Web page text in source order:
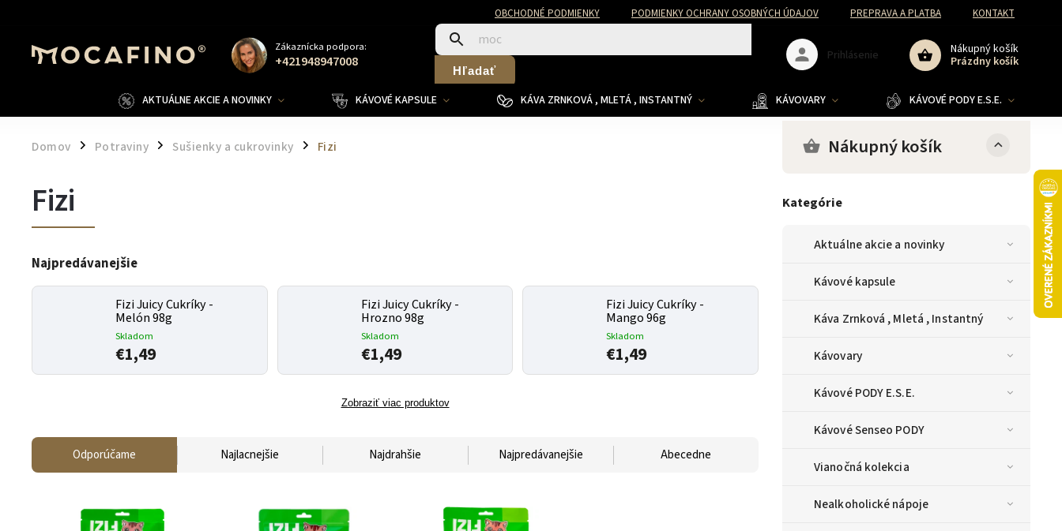
OBCHODNÉ PODMIENKY PODMIENKY OCHRANY OSOBNÝCH ÚDAJOV PREPRAVA A PLATBA KONTAKT
Zákaznícka podpora:
+421948947008 Hľadať
Nákupný košík
Prázdny košík
Prihlásenie
AKTUÁLNE AKCIE A NOVINKY KÁVOVÉ KAPSULE KÁVA ZRNKOVÁ , MLETÁ , INSTANTNÝ KÁVOVARY KÁVOVÉ PODY E.S.E.
Domov / Potraviny / Sušienky a cukrovinky / Fizi Nákupný košík
Kategórie
Aktuálne akcie a novinky
Kávové kapsule
Káva Zrnková , Mletá , Instantný
Kávovary
Kávové PODY E.S.E.
Kávové Senseo PODY
Vianočná kolekcia
Nealkoholické nápoje
Fizi
Najpredávanejšie
Fizi Juicy Cukríky -
Melón 98g
Skladom
€1,49
Fizi Juicy Cukríky -
Hrozno 98g
Skladom
€1,49
Fizi Juicy Cukríky -
Mango 96g
Skladom
€1,49
Zobraziť viac produktov
Odporúčame Najlacnejšie Najdrahšie Najpredávanejšie Abecedne